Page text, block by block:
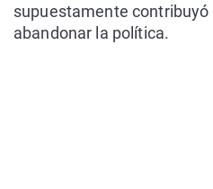
supuestamente contribuyó
abandonar la política.